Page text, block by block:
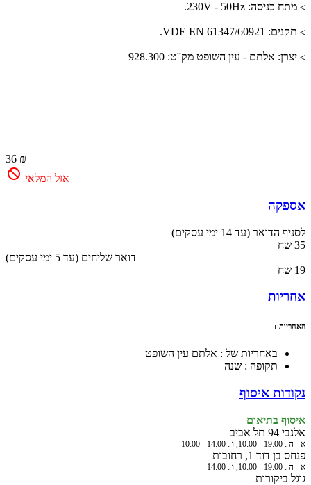
◃ מתח כניסה: 230V - 50Hz.
◃ תקנים: VDE EN 61347/60921.
◃ יצרן: אלתם - עין השופט מק''ט: 928.300
36 ₪
אזל המלאי
אספקה
לסניף הדואר (עד 14 ימי עסקים)
35 שח
(עד 5 ימי עסקים) דואר שליחים
19 שח
אחריות
האחריות :
באחריות של : אלתם עין השופט
תקופה : שנה
נקודות איסוף
איסוף בתיאום
אלנבי 94 תל אביב
א - ה : 19:00 - 10:00, ו : 14:00 - 10:00
פנחס בן דוד 1, רחובות
א - ה : 19:00 - 10:00, ו : 14:00
גוגל ביקורות